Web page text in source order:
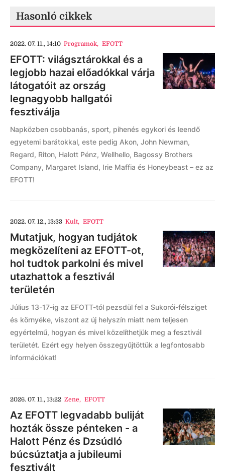
Hasonló cikkek
2022. 07. 11., 14:10 Programok, EFOTT
EFOTT: világsztárokkal és a
legjobb hazai előadókkal várja
látogatóit az ország
legnagyobb hallgatói
fesztiválja
Napközben csobbanás, sport, pihenés egykori és leendő
egyetemi barátokkal, este pedig Akon, John Newman,
Regard, Riton, Halott Pénz, Wellhello, Bagossy Brothers
Company, Margaret Island, Irie Maffia és Honeybeast – ez az
EFOTT!
2022. 07. 12., 13:33 Kult, EFOTT
Mutatjuk, hogyan tudjátok
megközelíteni az EFOTT-ot,
hol tudtok parkolni és mivel
utazhattok a fesztivál
területén
Július 13-17-ig az EFOTT-tól pezsdül fel a Sukorói-félsziget
és környéke, viszont az új helyszín miatt nem teljesen
egyértelmű, hogyan és mivel közelíthetjük meg a fesztivál
területét. Ezért egy helyen összegyűjtöttük a legfontosabb
információkat!
2026. 07. 11., 13:22 Zene, EFOTT
Az EFOTT legvadabb buliját
hozták össze pénteken - a
Halott Pénz és Dzsúdló
búcsúztatja a jubileumi
fesztivált